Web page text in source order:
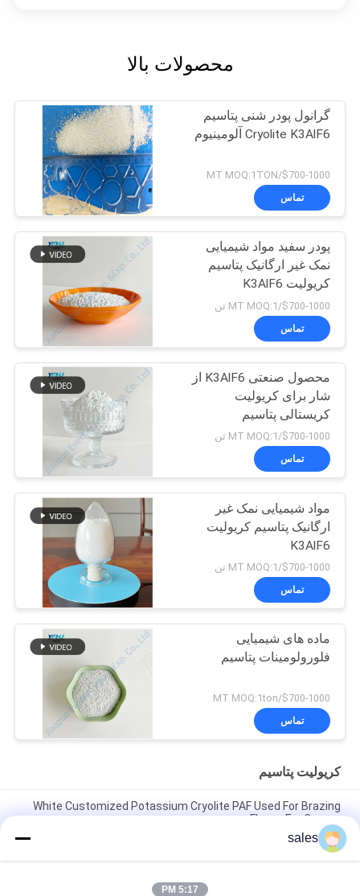
محصولات بالا
گرانول پودر شنی پتاسیم
Cryolite K3AlF6 آلومینیوم
$700-1000/MT MOQ:1TON
تماس
پودر سفید مواد شیمیایی
نمک غیر ارگانیک پتاسیم
کریولیت K3AlF6
$700-1000/MT MOQ:1 تن
تماس
محصول صنعتی K3AlF6 از
شار برای کریولیت
کریستالی پتاسیم
$700-1000/MT MOQ:1 تن
تماس
مواد شیمیایی نمک غیر
ارگانیک پتاسیم کریولیت
K3AlF6
$700-1000/MT MOQ:1 تن
تماس
ماده های شیمیایی
فلورولومینات پتاسیم
$700-1000/MT MOQ:1ton
تماس
کریولیت پتاسیم
White Customized Potassium Cryolite PAF Used For Brazing
Fluxes For Copper
قیمت کارخانه مواد ساینده با کارایی بالا ساخته شده از کرایولیت سدیم
سفید خالص برای تولید صنعتی
sales
5:17 PM